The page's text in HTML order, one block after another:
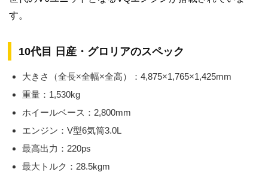
す。
10代目 日産・グロリアのスペック
大きさ（全長×全幅×全高）：4,875×1,765×1,425mm
重量：1,530kg
ホイールベース：2,800mm
エンジン：V型6気筒3.0L
最高出力：220ps
最大トルク：28.5kgm